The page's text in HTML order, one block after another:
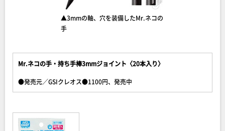
▲3mmの軸、穴を装備したMr.ネコの
手
Mr.ネコの手・持ち手棒3mmジョイント〈20本入り〉
●発売元／GSIクレオス●1100円、発売中